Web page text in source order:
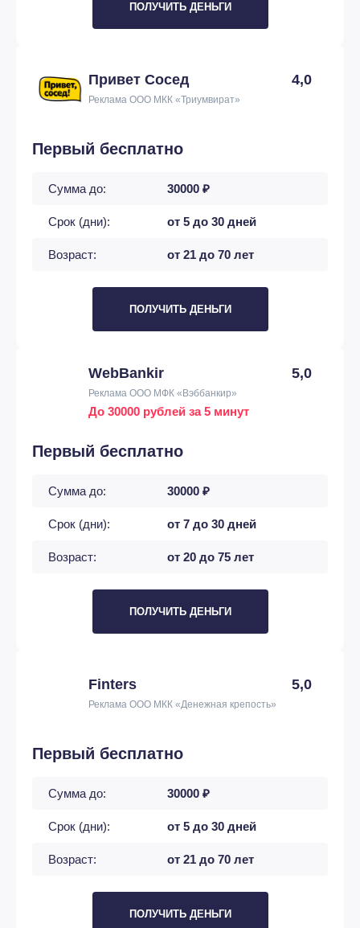
ПОЛУЧИТЬ ДЕНЬГИ
Привет Сосед 4,0
Реклама ООО МКК «Триумвират»
Первый бесплатно
Сумма до: 30000 ₽
Срок (дни): от 5 до 30 дней
Возраст: от 21 до 70 лет
ПОЛУЧИТЬ ДЕНЬГИ
WebBankir 5,0
Реклама ООО МФК «Вэббанкир»
До 30000 рублей за 5 минут
Первый бесплатно
Сумма до: 30000 ₽
Срок (дни): от 7 до 30 дней
Возраст: от 20 до 75 лет
ПОЛУЧИТЬ ДЕНЬГИ
Finters 5,0
Реклама ООО МКК «Денежная крепость»
Первый бесплатно
Сумма до: 30000 ₽
Срок (дни): от 5 до 30 дней
Возраст: от 21 до 70 лет
ПОЛУЧИТЬ ДЕНЬГИ